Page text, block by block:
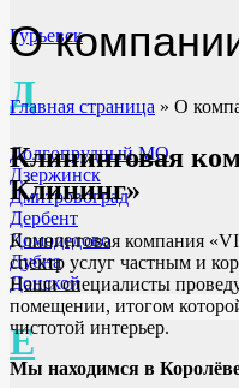
Гурьевск
Д
Долгопрудный МО
Дзержинск
Дмитровоград
Дербент
Домодедово
Дубна
Донской
Е
О
Главная страница » О
Клининговая
Клининг»
Клининговая компания
спектр услуг частным и
Наши специалисты
помещении, итогом
чистотой интерьер.
Мы находимся в